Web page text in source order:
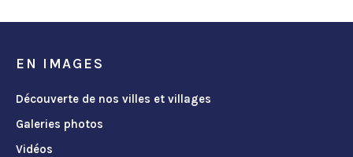
EN IMAGES
Découverte de nos villes et villages
Galeries photos
Vidéos